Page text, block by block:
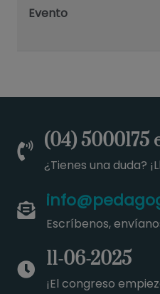
Evento
(04) 5000175
¿Tienes una duda?
Escríbenos,
11-06-2025
¡El congreso